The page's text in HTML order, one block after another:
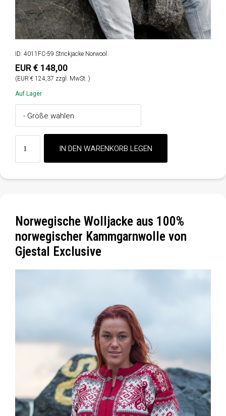
ID: 4011FC-59 Strickjacke Norwool
EUR € 148,00
(EUR € 124,37 zzgl. MwSt. )
Auf Lager
Norwegische Wolljacke aus 100%
norwegischer Kammgarnwolle von
Gjestal Exclusive